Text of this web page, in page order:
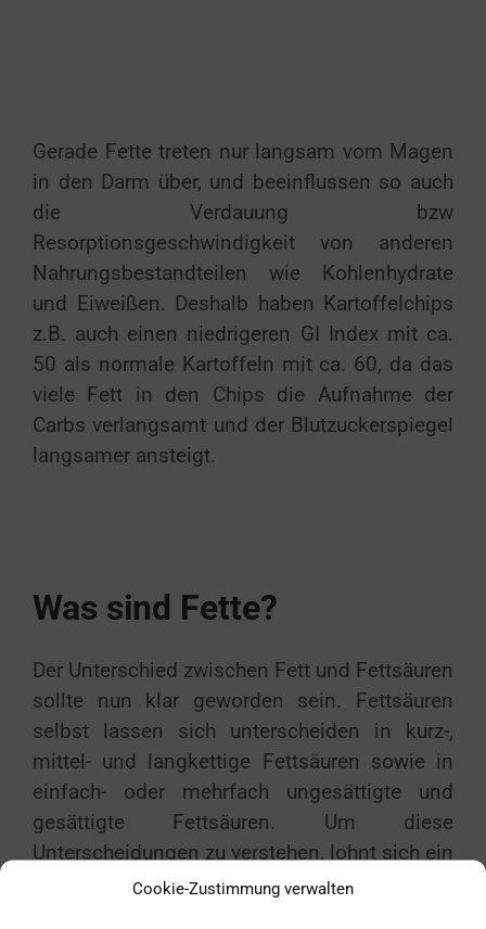
Cookie-Zustimmung verwalten
Gerade Fette treten nur langsam vom Magen
in den Darm über, und beeinflussen so auch
die Verdauung bzw
Resorptionsgeschwindigkeit von anderen
Nahrungsbestandteilen wie Kohlenhydrate
und Eiweißen. Deshalb haben Kartoffelchips
z.B. auch einen niedrigeren GI Index mit ca.
50 als normale Kartoffeln mit ca. 60, da das
viele Fett in den Chips die Aufnahme der
Carbs verlangsamt und der Blutzuckerspiegel
langsamer ansteigt.
Was sind Fette?
Der Unterschied zwischen Fett und Fettsäuren
sollte nun klar geworden sein. Fettsäuren
selbst lassen sich unterscheiden in kurz-,
mittel- und langkettige Fettsäuren sowie in
einfach- oder mehrfach ungesättigte und
gesättigte Fettsäuren. Um diese
Unterscheidungen zu verstehen, lohnt sich ein
kurzer Blick auf deren atomaren Aufbau. Die